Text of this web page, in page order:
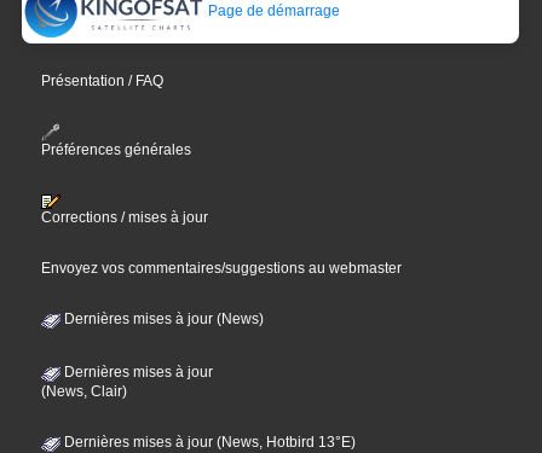
Page de démarrage
Présentation / FAQ
Préférences générales
Corrections / mises à jour
Envoyez vos commentaires/suggestions au webmaster
Dernières mises à jour (News)
Dernières mises à jour
(News, Clair)
Dernières mises à jour (News, Hotbird 13°E)